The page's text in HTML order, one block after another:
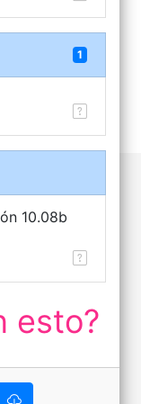
1
10.08b
esto?